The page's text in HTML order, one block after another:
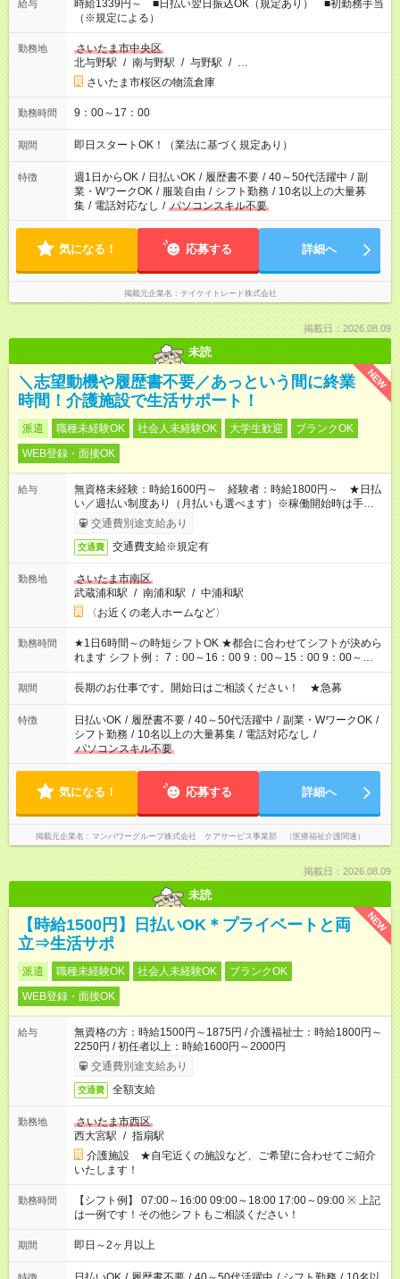
給与
時給1339円～ ■日払い翌日振込OK（規定あり） ■初勤務手当
（※規定による）
勤務地
さいたま市中央区
北与野駅 / 南与野駅 / 与野駅 / …
さいたま市桜区の物流倉庫
勤務時間 9：00～17：00
期間 即日スタートOK！（業法に基づく規定あり）
特徴 週1日からOK / 日払いOK / 履歴書不要 / 40～50代活躍中 / 副
業・WワークOK / 服装自由 / シフト勤務 / 10名以上の大量募
集 / 電話対応なし / パソコンスキル不要
気になる！ 応募する 詳細へ
掲載元企業名 テイケイトレード株式会社
掲載日：2026.08.09
未読
NEW
＼志望動機や履歴書不要／あっという間に終業
時間！介護施設で生活サポート！
派遣 職種未経験OK 社会人未経験OK 大学生歓迎
ブランクOK
WEB登録・面接OK
給与
無資格未経験：時給1600円～ 経験者：時給1800円～ ★日払
い／週払い制度あり（月払いも選べます）※稼働開始時は手続き
完了次第のお支払いとなります。
交通費別途支給あり
交通費 交通費支給※規定有
勤務地
さいたま市南区
武蔵浦和駅 / 南浦和駅 / 中浦和駅
〈お近くの老人ホームなど〉
勤務時間
★1日6時間～の時短シフトOK ★都合に合わせてシフトが決めら
れます シフト例： 7：00～16：00 9：00～15：00 9：00～
18：00 11：00～20：00 など ※Wワークの場合、他のお仕事と
合わせ週40時間超の就業はご案内できません ※法令に基づき、
派遣法（日雇い派遣の原則禁止）により、短時間・短期間の就
業はご案内が難しい場合があります
期間 長期のお仕事です。開始日はご相談ください！ ★急募
特徴 日払いOK / 履歴書不要 / 40～50代活躍中 / 副業・WワークOK /
シフト勤務 / 10名以上の大量募集 / 電話対応なし /
パソコンスキル不要
気になる！ 応募する 詳細へ
掲載元企業名 マンパワーグループ株式会社 ケアサービス事業部 （医療福祉介護関連）
掲載日：2026.08.09
未読
NEW
【時給1500円】日払いOK＊プライベートと両
立⇒生活サポ
派遣 職種未経験OK 社会人未経験OK
ブランクOK
WEB登録・面接OK
給与
無資格の方：時給1500円～1875円 / 介護福祉士：時給1800円～
2250円 / 初任者以上：時給1600円～2000円
交通費別途支給あり
交通費 全額支給
勤務地
さいたま市西区
西大宮駅 / 指扇駅
介護施設 ★自宅近くの施設など、ご希望に合わせてご紹介
いたします！
勤務時間
【シフト例】 07:00～16:00 09:00～18:00 17:00～09:00 ※ 上記
は一例です！その他シフトもご相談ください！
期間 即日～2ヶ月以上